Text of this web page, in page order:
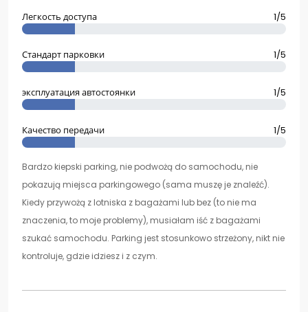
Легкость доступа 1/5
Стандарт парковки 1/5
эксплуатация автостоянки 1/5
Качество передачи 1/5
Bardzo kiepski parking, nie podwożą do samochodu, nie
pokazują miejsca parkingowego (sama muszę je znaleźć).
Kiedy przywożą z lotniska z bagażami lub bez (to nie ma
znaczenia, to moje problemy), musiałam iść z bagażami
szukać samochodu. Parking jest stosunkowo strzeżony, nikt nie
kontroluje, gdzie idziesz i z czym.